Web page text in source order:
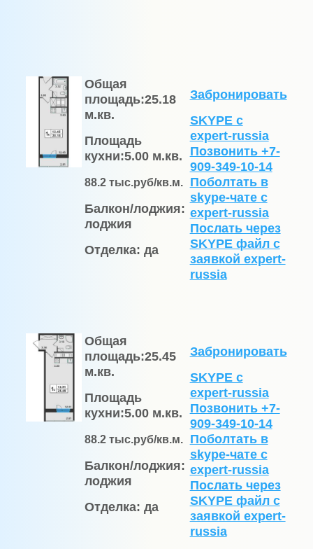
Общая
площадь:25.18
м.кв.
Площадь
кухни:5.00 м.кв.
88.2 тыс.руб/кв.м.
Балкон/лоджия:
лоджия
Отделка: да
Забронировать
SKYPE с
expert-russia
Позвонить +7-
909-349-10-14
Поболтать в
skype-чате с
expert-russia
Послать через
SKYPE файл c
заявкой expert-
russia
Общая
площадь:25.45
м.кв.
Площадь
кухни:5.00 м.кв.
88.2 тыс.руб/кв.м.
Балкон/лоджия:
лоджия
Отделка: да
Забронировать
SKYPE с
expert-russia
Позвонить +7-
909-349-10-14
Поболтать в
skype-чате с
expert-russia
Послать через
SKYPE файл c
заявкой expert-
russia